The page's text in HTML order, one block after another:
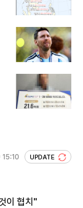
UPDATE
이 협치"